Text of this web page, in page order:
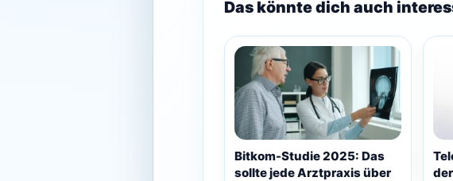
Das könnte dich auch
Bitkom-Studie 2025: Das
sollte jede Arztpraxis über